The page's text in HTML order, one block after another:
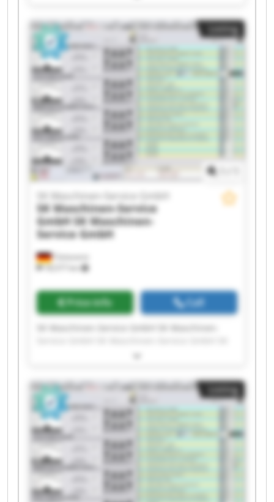
Maschinen-Service GmbH SK Maschinen-Service
GmbH SK Maschinen-Service GmbH SK
Maschinen-Service GmbH SK Maschinen-Service
GmbH SK Maschinen-Service GmbH SK
Maschinen-Service GmbH SK Maschinen-Service
GmbH SK Maschinen-Service GmbH SK
Maschinen-Service GmbH SK Maschinen-Service
GmbH SK Maschinen-Service GmbH SK
Maschinen-Service GmbH SK Maschinen-Service
GmbH
Listing
Tönisvorst
18,577 km
SK Maschinen-Service GmbH
SK Maschinen-Service
GmbH SK Maschinen-
Service GmbH
Price info Call
Maschinen-Service GmbH SK Maschinen-Service
Maschinen-Service GmbH SK Maschinen-Service
GmbH SK Maschinen-Service GmbH SK
Maschinen-Service GmbH SK Maschinen-Service
GmbH SK Maschinen-Service GmbH SK
Maschinen-Service GmbH SK Maschinen-Service
GmbH SK Maschinen-Service GmbH SK
Maschinen-Service GmbH SK Maschinen-Service
GmbH SK Maschinen-Service GmbH SK
Maschinen-Service GmbH SK Maschinen-Service
GmbH
Listing